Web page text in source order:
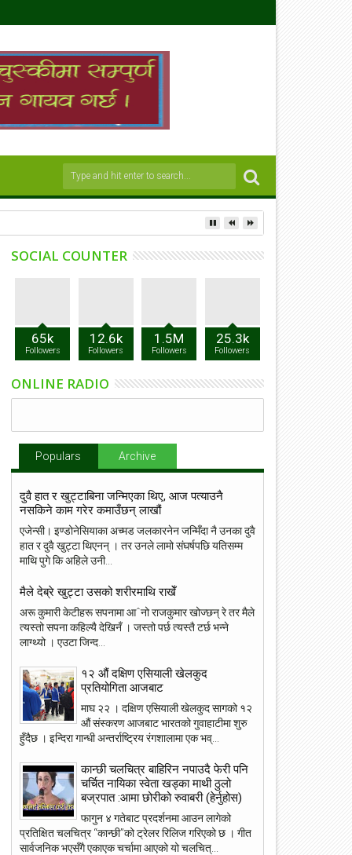
SOCIAL COUNTER
65k
Followers
12.6k
Followers
1.5M
Followers
25.3k
Followers
ONLINE RADIO
Populars Archive
दुवै हात र खुट्टाबिना जन्मिएका थिए, आज पत्याउनै
नसकिने काम गरेर कमाउँछन् लाखौं
एजेन्सी। इण्डोनेसियाका अच्मड जलकारनेन जन्मिँदा नै उनका दुवै
हात र दुवै खुट्टा थिएनन् । तर उनले लामो संघर्षपछि यतिसम्म
माथि पुगे कि अहिले उनी...
मैले देब्रे खुट्टा उसको शरीरमाथि राखेँ
अरू कुमारी केटीहरू सपनामा आˆनो राजकुमार खोज्छन् रे तर मैले
त्यस्तो सपना कहिल्यै देखिनँ । जस्तो पर्छ त्यस्तै टर्छ भन्ने
लाग्थ्यो । एउटा जिन्द...
१२ औं दक्षिण एसियाली खेलकुद
प्रतियोगिता आजबाट
माघ २२ । दक्षिण एसियाली खेलकुद सागको १२
औं संस्करण आजबाट भारतको गुवाहाटीमा शुरु
हुँदैछ । इन्दिरा गान्धी अन्तर्राष्ट्रिय रंगशालामा एक भव्...
कान्छी चलचित्र बाहिरिन नपाउदै फेरी पनि
चर्चित नायिका स्वेता खड्का माथी ठुलो
बज्रपात :आमा छोरीको रुवाबरी (हेर्नुहोस)
फागुन ४ गतेबाट प्रदर्शनमा आउन लागेको
प्रतिक्षित चलचित्र “कान्छी”को ट्रेलर रिलिज गरिएको छ । गीत
सार्वजनिक भएसँगै एकाएक चर्चामा आएको यो चलचित्...